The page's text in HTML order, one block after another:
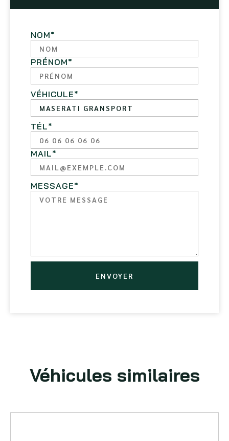
NOM*
PRÉNOM*
VÉHICULE*
TÉL*
MAIL*
MESSAGE*
ENVOYER
Véhicules similaires